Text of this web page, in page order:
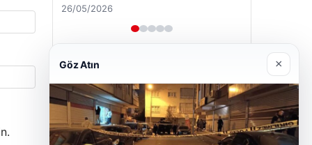
28/04/2026
Göz Atın ×